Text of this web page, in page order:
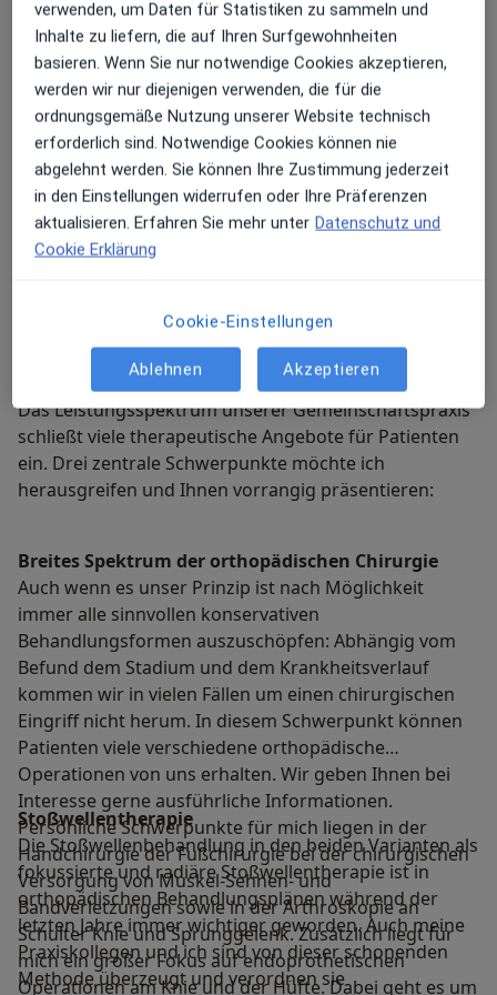
Schmerzen und Beschwerden versorgen die Knochen
Gelenke Muskulatur Sehnen Bänder Knorpelschichten
und weitere Strukturen am Bewegungsapparat
betreffen.
fachliche Expertise reicht von der Abklärung diffuser
allgemeiner Rücken- und Wirbelsäulenschmerzen bis
zum großen Schwerpunkt der endoprothetischen
Operationen für die Implantation von Gelenkersatz.
Bei allem was wir tun ist uns ein menschlich
sympathischer und wertschätzender Ansatz wichtig.
Ihre orthopädische Gesundheit liegt uns sehr am
Herzen. Ich denke das wird Ihnen schnell positiv
Meine Behandlungs­schwerpunkte
Das Leistungsspektrum unserer Gemeinschaftspraxis
schließt viele therapeutische Angebote für Patienten
ein. Drei zentrale Schwerpunkte möchte ich
herausgreifen und Ihnen vorrangig präsentieren:
Breites Spektrum der orthopädischen Chirurgie
Auch wenn es unser Prinzip ist nach Möglichkeit
immer alle sinnvollen konservativen
Behandlungsformen auszuschöpfen: Abhängig vom
Befund dem Stadium und dem Krankheitsverlauf
kommen wir in vielen Fällen um einen chirurgischen
Eingriff nicht herum. In diesem Schwerpunkt können
Patienten viele verschiedene orthopädische
Operationen von uns erhalten. Wir geben Ihnen bei
Interesse gerne ausführliche Informationen.
Persönliche Schwerpunkte für mich liegen in der
Handchirurgie der Fußchirurgie bei der chirurgischen
Versorgung von Muskel-Sehnen- und
Bandverletzungen sowie in der Arthroskopie an
Schulter Knie und Sprunggelenk. Zusätzlich liegt für
mich ein großer Fokus auf endoprothetischen
Operationen am Knie und der Hüfte. Dabei geht es um
Stoßwellentherapie
Die Stoßwellenbehandlung in den beiden Varianten als
fokussierte und radiäre Stoßwellentherapie ist in
orthopädischen Behandlungsplänen während der
letzten Jahre immer wichtiger geworden. Auch meine
Praxiskollegen und ich sind von dieser schonenden
Methode überzeugt und verordnen sie
verwenden, um Daten für Statistiken zu sammeln und
Inhalte zu liefern, die auf Ihren Surfgewohnheiten
basieren. Wenn Sie nur notwendige Cookies akzeptieren,
werden wir nur diejenigen verwenden, die für die
ordnungsgemäße Nutzung unserer Website technisch
erforderlich sind. Notwendige Cookies können nie
abgelehnt werden. Sie können Ihre Zustimmung jederzeit
in den Einstellungen widerrufen oder Ihre Präferenzen
aktualisieren. Erfahren Sie mehr unter Datenschutz und
Cookie Erklärung
Cookie-Einstellungen
Ablehnen Akzeptieren